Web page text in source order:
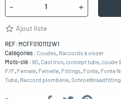
- +
Ajout liste
REF: MCFF0101112W1
Catégories : Coudes, Raccords à visser
Mots-clé : 90, Cast Iron, concept tube, coude
F/F, Female, Femelle, Fittings, Fonte, Fonte
Tube, Raccord plomberie,